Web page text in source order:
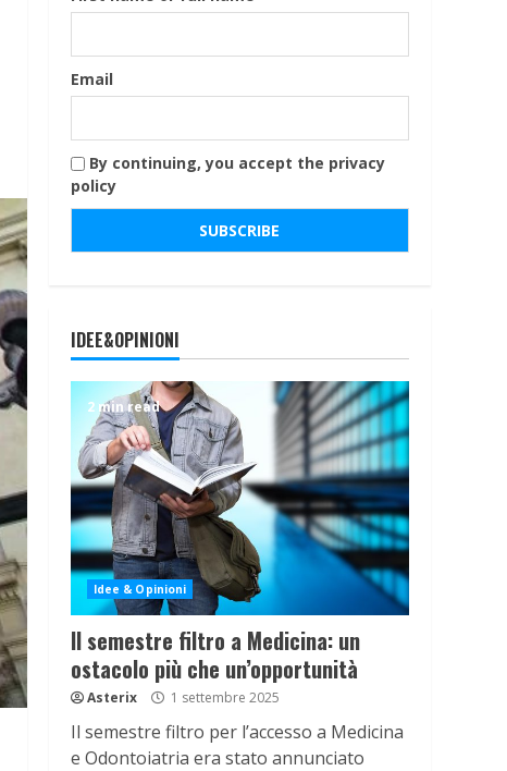
Email
By continuing, you accept the privacy
policy
IDEE&OPINIONI
2 min read
Idee & Opinioni
Il semestre filtro a Medicina: un
ostacolo più che un’opportunità
Asterix 1 settembre 2025
Il semestre filtro per l’accesso a Medicina
e Odontoiatria era stato annunciato